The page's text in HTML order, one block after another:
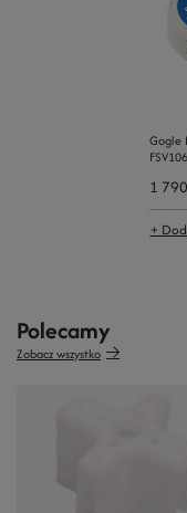
Gogle
1
+
Polecamy
Zobacz wszystko